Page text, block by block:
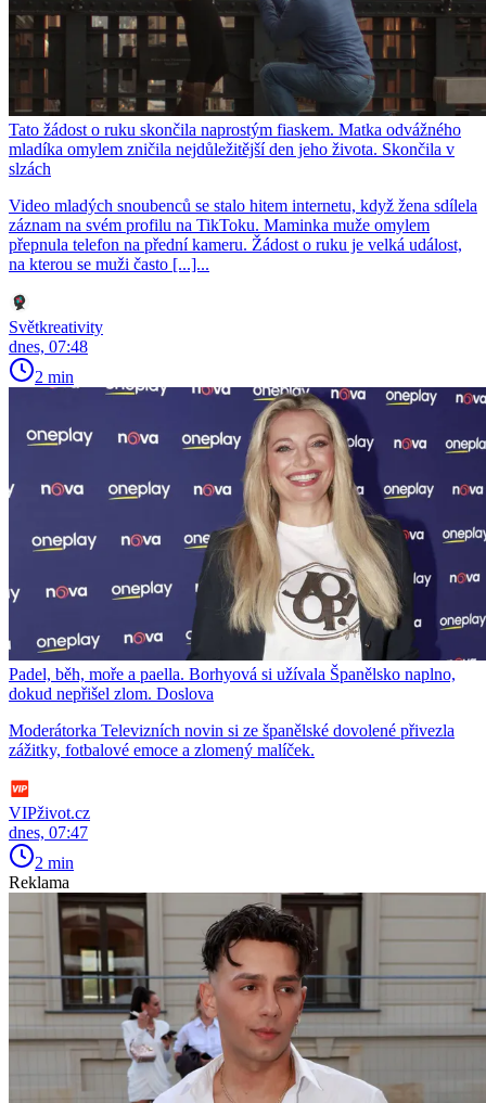
Tato žádost o ruku skončila naprostým fiaskem. Matka odvážného
mladíka omylem zničila nejdůležitější den jeho života. Skončila v
slzách
Video mladých snoubenců se stalo hitem internetu, když žena sdílela
záznam na svém profilu na TikToku. Maminka muže omylem
přepnula telefon na přední kameru. Žádost o ruku je velká událost,
na kterou se muži často [...]...
Světkreativity
dnes, 07:48
2 min
Padel, běh, moře a paella. Borhyová si užívala Španělsko naplno,
dokud nepřišel zlom. Doslova
Moderátorka Televizních novin si ze španělské dovolené přivezla
zážitky, fotbalové emoce a zlomený malíček.
VIPživot.cz
dnes, 07:47
2 min
Reklama